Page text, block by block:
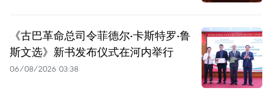
《古巴革命总司令菲德尔·卡斯特罗·鲁
斯文选》新书发布仪式在河内举行
06/08/2026 03:38